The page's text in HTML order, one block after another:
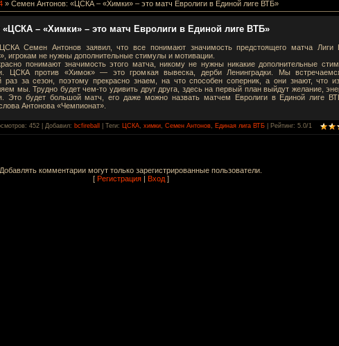
» Семен Антонов: «ЦСКА – «Химки» – это матч Евролиги в Единой лиге ВТБ»
– «Химки» – это матч Евролиги в Единой лиге ВТБ»
Семен Антонов заявил, что все понимают значимость предстоящего матча Лиги
игрокам не нужны дополнительные стимулы и мотивации.
понимают значимость этого матча, никому не нужны никакие дополнительные
ЦСКА против «Химок» — это громкая вывеска, дерби Ленинградки. Мы
раз за сезон, поэтому прекрасно знаем, на что способен соперник, а они знают, что
мы. Трудно будет чем-то удивить друг друга, здесь на первый план выйдут желание,
Это будет большой матч, его даже можно назвать матчем Евролиги в Единой лиге
Антонова «Чемпионат».
: 452 | Добавил: bcfireball Теги: ЦСКА химки Семен Антонов Единая лига ВТБ Рейтинг: 5.0/1
Добавлять комментарии могут только зарегистрированные пользователи.
[ Регистрация| Вход]